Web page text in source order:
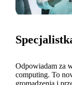
Odpowiadam za
computing. To